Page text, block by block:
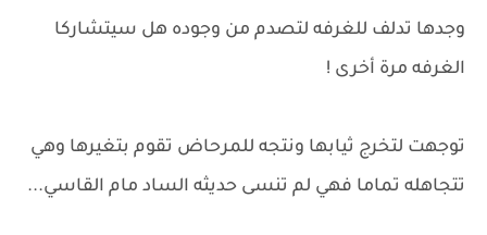
وجدها تدلف للغرفه لتصدم من وجوده هل سيتشاركا
الغرفه مرة أخرى !
توجهت لتخرج ثيابها ونتجه للمرحاض تقوم بتغيرها وهي
تتجاهله تماما فهي لم تنسى حديثه الساد مام القاسي...